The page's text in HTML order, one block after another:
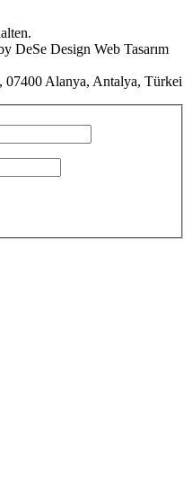
DeSe Design Web Tasarım
07400 Alanya, Antalya, Türkei